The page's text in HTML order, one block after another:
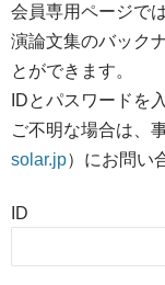
会員専用ページで
演論文集のバック
とができます。
IDとパスワードを
ご不明な場合は、
solar.jp）にお問い
ID